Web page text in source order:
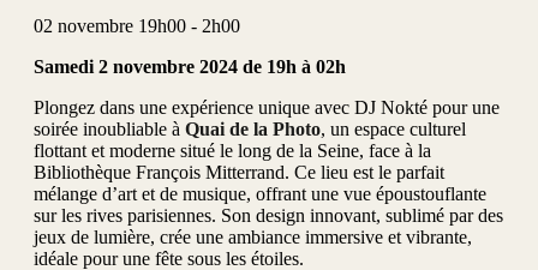
02 novembre 19h00 - 2h00
Samedi 2 novembre 2024 de 19h à 02h
Plongez dans une expérience unique avec DJ Nokté pour une
soirée inoubliable à Quai de la Photo, un espace culturel
flottant et moderne situé le long de la Seine, face à la
Bibliothèque François Mitterrand. Ce lieu est le parfait
mélange d’art et de musique, offrant une vue époustouflante
sur les rives parisiennes. Son design innovant, sublimé par des
jeux de lumière, crée une ambiance immersive et vibrante,
idéale pour une fête sous les étoiles.